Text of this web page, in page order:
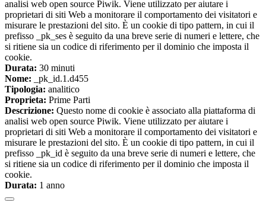
analisi web open source Piwik. Viene utilizzato per aiutare i
proprietari di siti Web a monitorare il comportamento dei visitatori e
misurare le prestazioni del sito. È un cookie di tipo pattern, in cui il
prefisso _pk_ses è seguito da una breve serie di numeri e lettere, che
si ritiene sia un codice di riferimento per il dominio che imposta il
cookie.
Durata: 30 minuti
Nome: _pk_id.1.d455
Tipologia: analitico
Proprieta: Prime Parti
Descrizione: Questo nome di cookie è associato alla piattaforma di
analisi web open source Piwik. Viene utilizzato per aiutare i
proprietari di siti Web a monitorare il comportamento dei visitatori e
misurare le prestazioni del sito. È un cookie di tipo pattern, in cui il
prefisso _pk_id è seguito da una breve serie di numeri e lettere, che
si ritiene sia un codice di riferimento per il dominio che imposta il
cookie.
Durata: 1 anno